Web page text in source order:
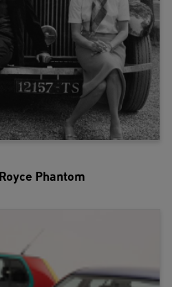
Phantom